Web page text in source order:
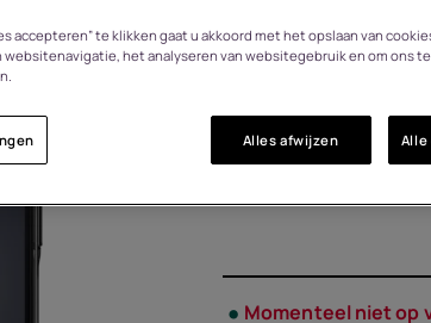
101SQ503H038
Ontdek
met Smart
Momenteel niet op
accepteren” te klikken gaat u akkoord met het opslaan van
het analyseren van websitegebruik en om ons
Alles afwijzen Alle